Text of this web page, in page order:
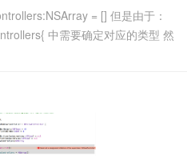
= [] 但是由于：
中需要确定对应的类型 然